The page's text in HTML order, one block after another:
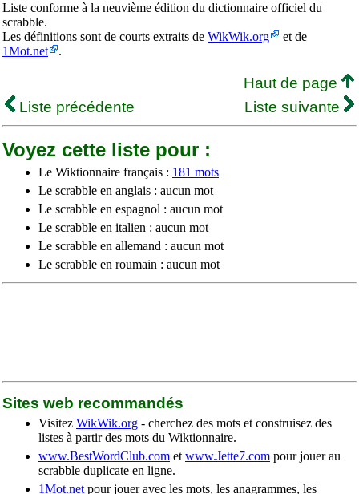
Liste conforme à la neuvième édition du dictionnaire officiel du
scrabble.
Les définitions sont de courts extraits de WikWik.org
et de
1Mot.net
.
Haut de page
Liste précédente
Liste suivante
Voyez cette liste pour :
Le Wiktionnaire français : 181 mots
Le scrabble en anglais : aucun mot
Le scrabble en espagnol : aucun mot
Le scrabble en italien : aucun mot
Le scrabble en allemand : aucun mot
Le scrabble en roumain : aucun mot
Sites web recommandés
Visitez WikWik.org - cherchez des mots et construisez des
listes à partir des mots du Wiktionnaire.
www.BestWordClub.com et www.Jette7.com pour jouer au
scrabble duplicate en ligne.
1Mot.net pour jouer avec les mots, les anagrammes, les